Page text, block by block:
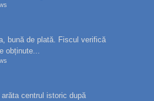
bună de plată. Fiscul verifică
obținute...
centrul istoric după